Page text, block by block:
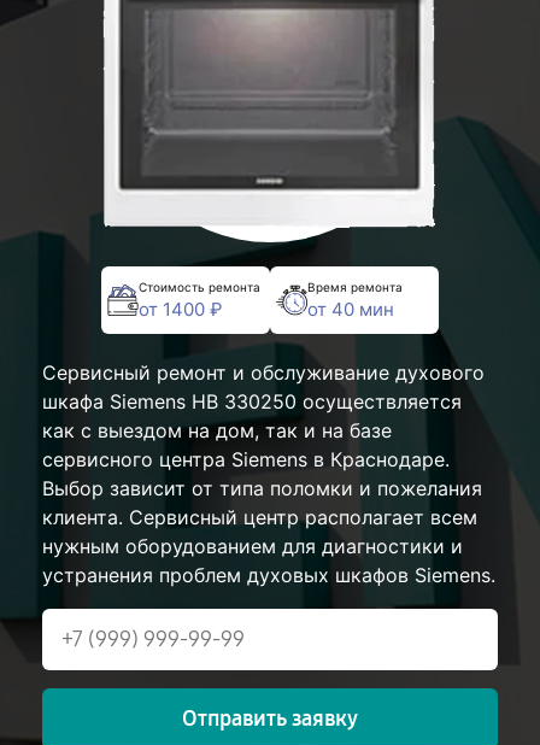
Стоимость ремонта
от 1400 ₽
Время ремонта
от 40 мин
Сервисный ремонт и обслуживание духового
шкафа Siemens HB 330250 осуществляется
как с выездом на дом, так и на базе
сервисного центра Siemens в Краснодаре.
Выбор зависит от типа поломки и пожелания
клиента. Сервисный центр располагает всем
нужным оборудованием для диагностики и
устранения проблем духовых шкафов Siemens.
Отправить заявку